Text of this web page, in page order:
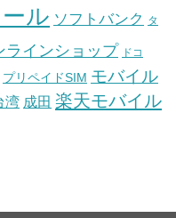
ル ソフトバンク タ
ラインショップ ドコ
プリペイドSIM モバイル
湾 成田 楽天モバイル